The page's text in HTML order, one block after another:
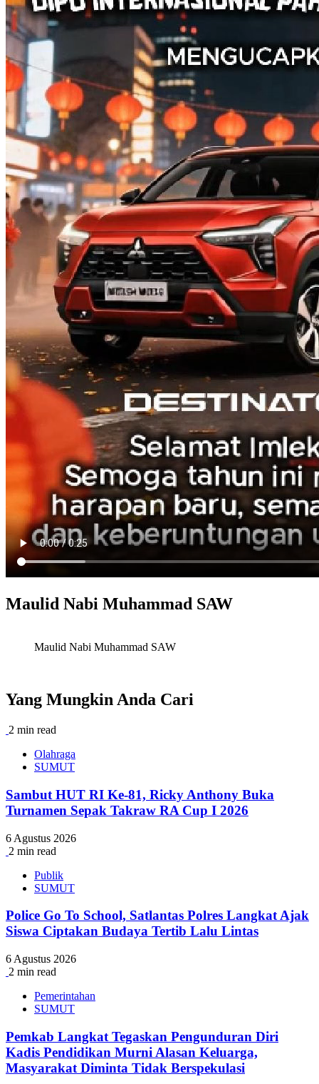
Maulid Nabi Muhammad SAW
Maulid Nabi Muhammad SAW
Yang Mungkin Anda Cari
2 min read
Olahraga
SUMUT
Sambut HUT RI Ke-81, Ricky Anthony Buka
Turnamen Sepak Takraw RA Cup I 2026
6 Agustus 2026
2 min read
Publik
SUMUT
Police Go To School, Satlantas Polres Langkat Ajak
Siswa Ciptakan Budaya Tertib Lalu Lintas
6 Agustus 2026
2 min read
Pemerintahan
SUMUT
Pemkab Langkat Tegaskan Pengunduran Diri
Kadis Pendidikan Murni Alasan Keluarga,
Masyarakat Diminta Tidak Berspekulasi